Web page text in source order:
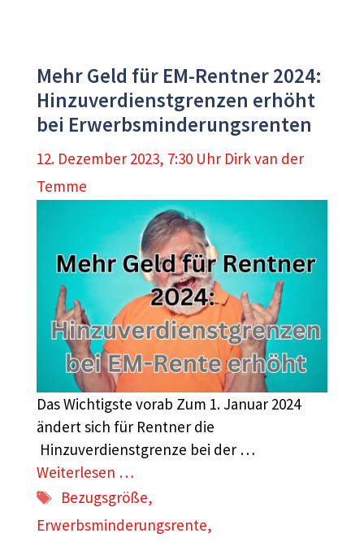
Mehr Geld für EM-Rentner 2024:
Hinzuverdienstgrenzen erhöht
bei Erwerbsminderungsrenten
12. Dezember 2023, 7:30 Uhr Dirk van der
Temme
Das Wichtigste vorab Zum 1. Januar 2024
ändert sich für Rentner die
Hinzuverdienstgrenze bei der …
Weiterlesen …
Schlagwörter
Bezugsgröße,
Erwerbsminderungsrente,